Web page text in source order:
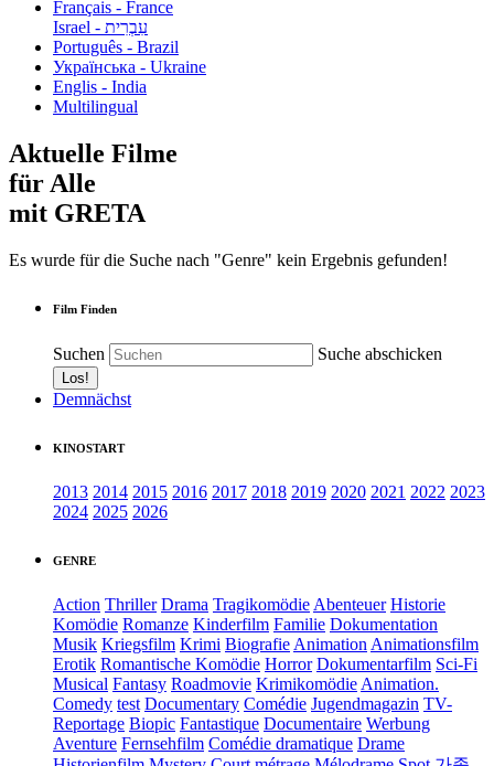
Français - France
עִבְרִית - Israel
Português - Brazil
Українська - Ukraine
Englis - India
Multilingual
Aktuelle Filme
für Alle
mit GRETA
Es wurde für die Suche nach "Genre" kein Ergebnis gefunden!
Film Finden
Suchen Suche abschicken
Demnächst
KINOSTART
2013 2014 2015 2016 2017 2018 2019 2020 2021 2022 2023
2024 2025 2026
GENRE
Action Thriller Drama Tragikomödie Abenteuer Historie
Komödie Romanze Kinderfilm Familie Dokumentation
Musik Kriegsfilm Krimi Biografie Animation Animationsfilm
Erotik Romantische Komödie Horror Dokumentarfilm Sci-Fi
Musical Fantasy Roadmovie Krimikomödie Animation.
Comedy test Documentary Comédie Jugendmagazin TV-
Reportage Biopic Fantastique Documentaire Werbung
Aventure Fernsehfilm Comédie dramatique Drame